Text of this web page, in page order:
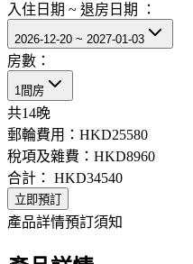
入住日期 ~ 退房日期 ：
2026-12-20 ~ 2027-01-03
房數：
1間房
共14晚
郵輪費用： HKD25580
稅項及雜費： HKD8960
合計： HKD34540
立即預訂
產品詳情預訂須知